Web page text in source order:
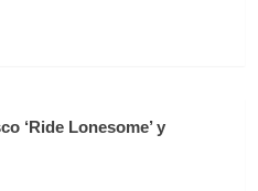
‘Ride Lonesome’ y